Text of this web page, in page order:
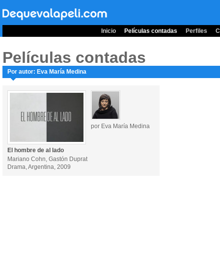
Inicio Películas contadas Perfiles
Películas contadas
Por autor: Eva María Medina
por Eva María Medina
El hombre de al lado
Mariano Cohn, Gastón Duprat
Drama, Argentina, 2009